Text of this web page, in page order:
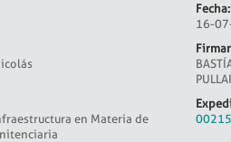
Fecha:
16-
en Materia de